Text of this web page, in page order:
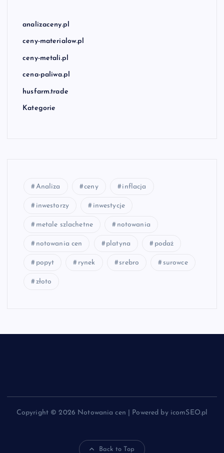
analizaceny.pl
ceny-materialow.pl
ceny-metali.pl
cena-paliwa.pl
husfarm.trade
Kategorie
Analiza ceny inflacja
inwestorzy inwestycje
metale szlachetne notowania
notowania cen platyna podaż
popyt rynek srebro surowce
złoto
Copyright © 2026 Notowania cen | Powered by icomSEO.pl
Back to Top